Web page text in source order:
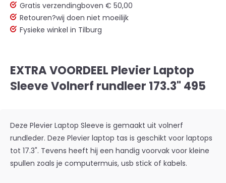
Gratis verzendingboven € 50,00
Retouren?wij doen niet moeilijk
Fysieke winkel in Tilburg
EXTRA VOORDEEL Plevier Laptop
Sleeve Volnerf rundleer 173.3" 495
Deze Plevier Laptop Sleeve is gemaakt uit volnerf
rundleder. Deze Plevier laptop tas is geschikt voor laptops
tot 17.3". Tevens heeft hij een handig voorvak voor kleine
spullen zoals je computermuis, usb stick of kabels.